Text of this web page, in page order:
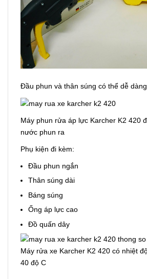
Đầu phun và thân súng có thể dễ
Máy phun rửa áp lực Karcher K2 420
nước phun ra
Phụ kiện đi kèm:
Đầu phun ngắn
Thân súng dài
Báng súng
Ống áp lực cao
Đồ quấn dây
Máy rửa xe Karcher K2 420 có nhiệt
40 độ C